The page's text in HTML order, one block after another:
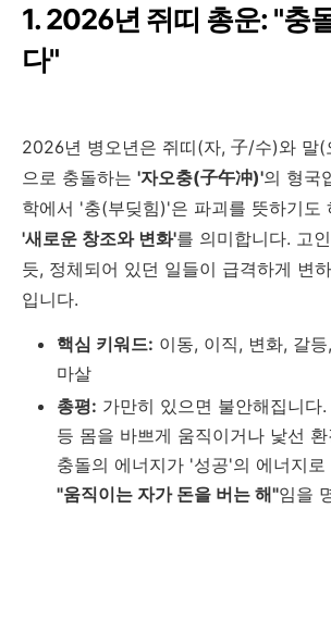
1. 2026년 쥐띠 총운: "충
다"
2026년 병오년은 쥐띠(자, 子/수)와 말(
으로 충돌하는 '자오충(子午冲)'의 형국
학에서 '충(부딪힘)'은 파괴를 뜻하기도
'새로운 창조와 변화'를 의미합니다. 고
듯, 정체되어 있던 일들이 급격하게 변
입니다.
핵심 키워드: 이동, 이직, 변화, 갈
마살
총평: 가만히 있으면 불안해집니다
등 몸을 바쁘게 움직이거나 낯선
충돌의 에너지가 '성공'의 에너지
"움직이는 자가 돈을 버는 해"임을